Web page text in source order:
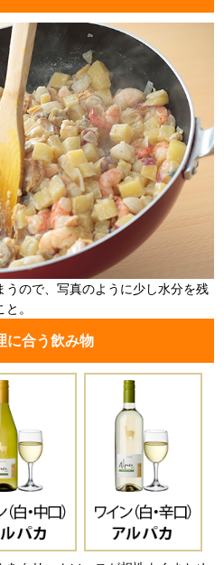
うので、写真のように少し水分を残
。
に合う飲み物